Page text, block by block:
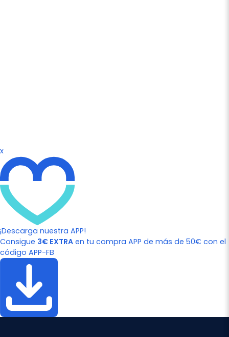
x
¡Descarga nuestra APP!
Consigue 3€ EXTRA en tu compra APP de más de 50€ con el
código APP-FB